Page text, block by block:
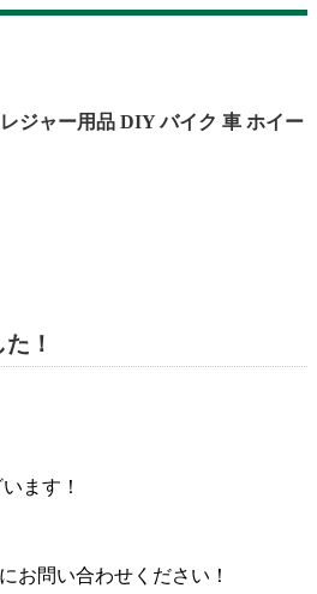
レジャー用品 DIY バイク 車 ホイー
！
ます！
お問い合わせください！